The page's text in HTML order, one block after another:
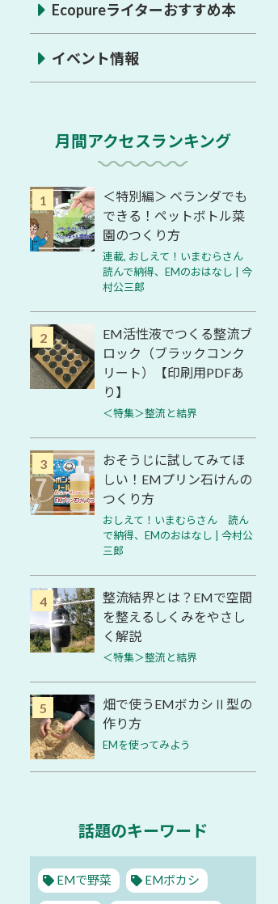
Ecopureライターおすすめ本
イベント情報
月間アクセスランキング
＜特別編＞ ベランダでも
できる！ペットボトル菜
園のつくり方
連載, おしえて！いまむらさん
読んで納得、EMのおはなし | 今
村公三郎
EM活性液でつくる整流ブ
ロック（ブラックコンク
リート）【印刷用PDFあ
り】
＜特集＞整流と結界
おそうじに試してみてほ
しい！EMプリン石けんの
つくり方
おしえて！いまむらさん 読ん
で納得、EMのおはなし | 今村公
三郎
整流結界とは？EMで空間
を整えるしくみをやさし
く解説
＜特集＞整流と結界
畑で使うEMボカシⅡ型の
作り方
EMを使ってみよう
話題のキーワード
EMで野菜 EMボカシ